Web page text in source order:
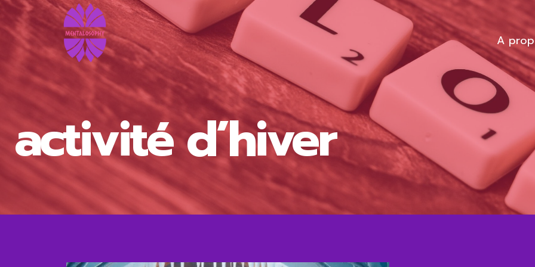
Aller
au
contenu
A
activité d’hiver